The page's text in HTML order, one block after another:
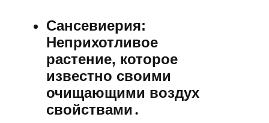
Сансевиерия:
Неприхотливое
растение, которое
известно своими
очищающими воздух
свойствами․